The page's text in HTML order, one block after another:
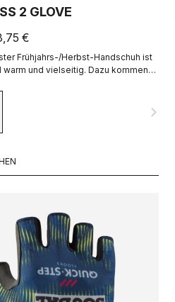
2 GLOVE
€
Frühjahrs-/Herbst-Handschuh ist
warm und vielseitig. Dazu kommen
navigate_next